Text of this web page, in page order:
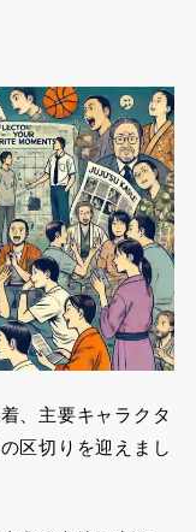
、主要キャラクタ
区切りを迎えまし